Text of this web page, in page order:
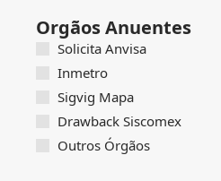
Orgãos Anuentes
Solicita Anvisa
Inmetro
Sigvig Mapa
Drawback Siscomex
Outros Órgãos